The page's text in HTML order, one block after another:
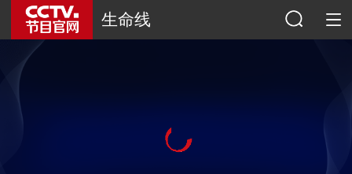
生命线